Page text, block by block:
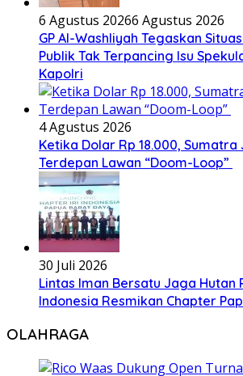
6 Agustus 20266 Agustus 2026
GP Al-Washliyah Tegaskan
Publik Tak Terpancing Isu
Kapolri
4 Agustus 2026
Ketika Dolar Rp 18.000, Sumatra
Terdepan Lawan “Doom-Loop”
30 Juli 2026
Lintas Iman Bersatu Jaga Hutan
Indonesia Resmikan Chapter
OLAHRAGA